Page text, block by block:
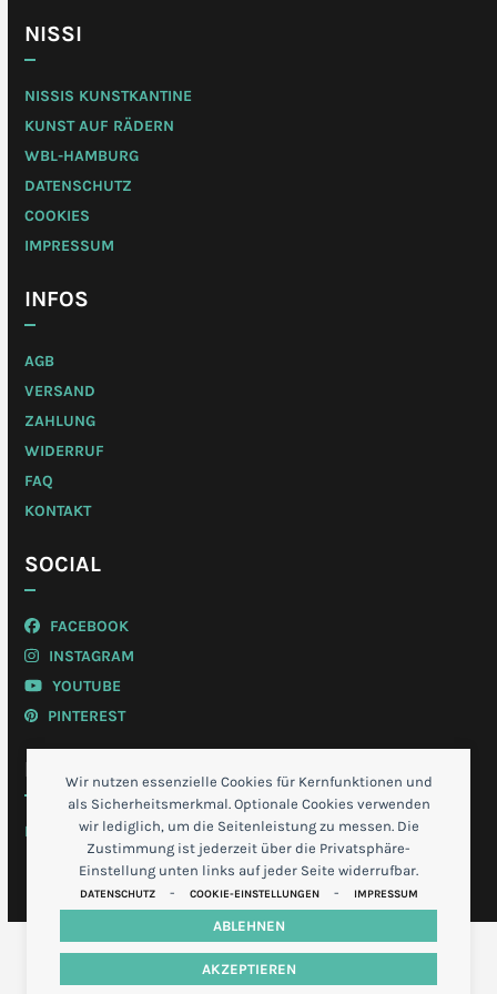
Wir nutzen essenzielle Cookies für Kernfunktionen und
als Sicherheitsmerkmal. Optionale Cookies verwenden
wir lediglich, um die Seitenleistung zu messen. Die
Zustimmung ist jederzeit über die Privatsphäre-
Einstellung unten links auf jeder Seite widerrufbar.
DATENSCHUTZ - COOKIE-EINSTELLUNGEN - IMPRESSUM
AKZEPTIEREN
ABLEHNEN
NISSI
NISSIS KUNSTKANTINE
KUNST AUF RÄDERN
WBL-HAMBURG
DATENSCHUTZ
COOKIES
IMPRESSUM
INFOS
AGB
VERSAND
ZAHLUNG
WIDERRUF
FAQ
KONTAKT
SOCIAL
FACEBOOK
INSTAGRAM
YOUTUBE
PINTEREST
MEIN KONTO
LOGIN